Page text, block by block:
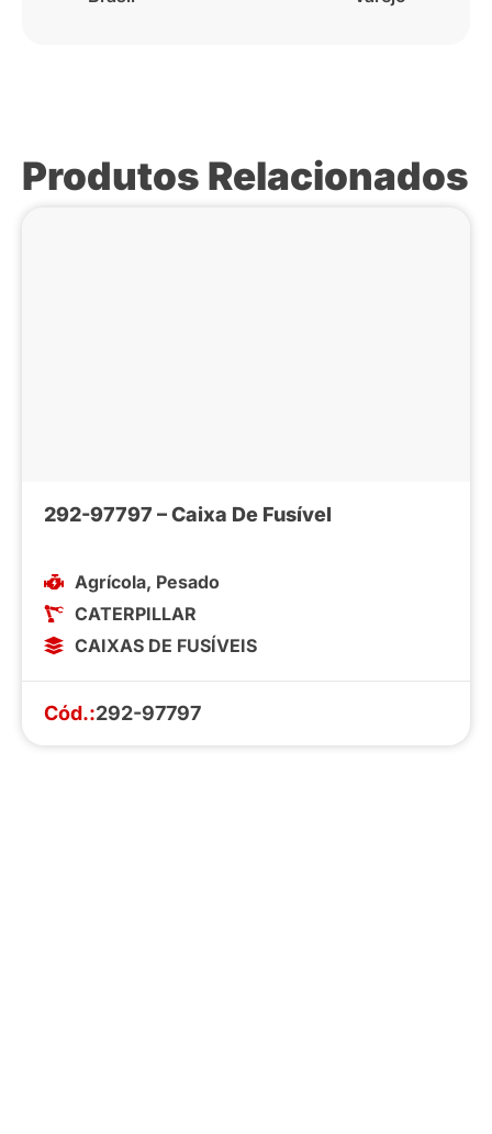
Produtos Relacionados
292-97797 – Caixa De Fusível
Agrícola, Pesado
CATERPILLAR
CAIXAS DE FUSÍVEIS
Cód.:292-97797